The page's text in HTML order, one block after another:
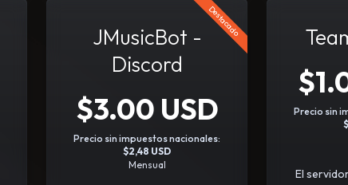
Destacado
JMusicBot -
Discord
$3.00 USD
Precio sin impuestos nacionales:
$2,48 USD
Mensual
Precio sin
El